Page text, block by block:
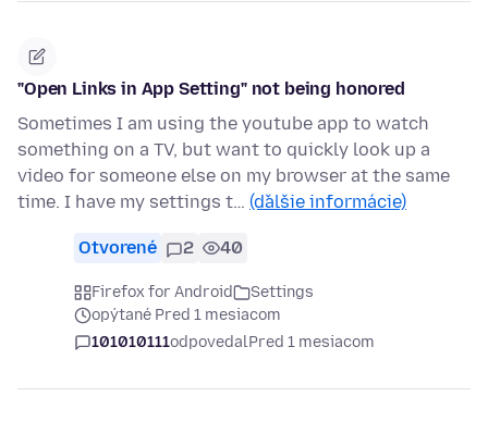
"Open Links in App Setting" not being honored
Sometimes I am using the youtube app to watch
something on a TV, but want to quickly look up a
video for someone else on my browser at the same
time. I have my settings t… (ďalšie informácie)
Otvorené 2 40
Firefox for Android
Settings
opýtané Pred 1 mesiacom
101010111odpovedalPred 1 mesiacom